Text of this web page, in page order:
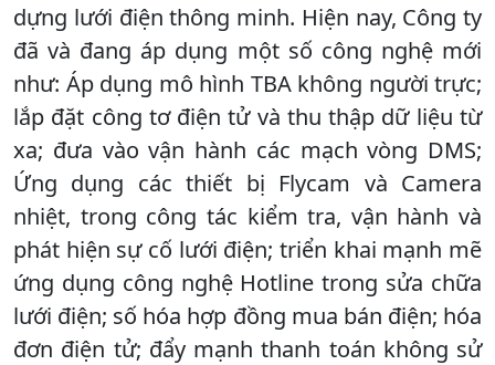
dựng lưới điện thông minh. Hiện nay, Công ty
đã và đang áp dụng một số công nghệ mới
như: Áp dụng mô hình TBA không người trực;
lắp đặt công tơ điện tử và thu thập dữ liệu từ
xa; đưa vào vận hành các mạch vòng DMS;
Ứng dụng các thiết bị Flycam và Camera
nhiệt, trong công tác kiểm tra, vận hành và
phát hiện sự cố lưới điện; triển khai mạnh mẽ
ứng dụng công nghệ Hotline trong sửa chữa
lưới điện; số hóa hợp đồng mua bán điện; hóa
đơn điện tử; đẩy mạnh thanh toán không sử